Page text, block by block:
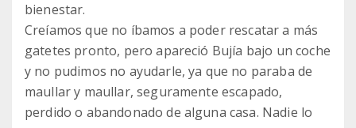
bienestar.
Creíamos que no íbamos a poder rescatar a más
gatetes pronto, pero apareció Bujía bajo un coche
y no pudimos no ayudarle, ya que no paraba de
maullar y maullar, seguramente escapado,
perdido o abandonado de alguna casa. Nadie lo